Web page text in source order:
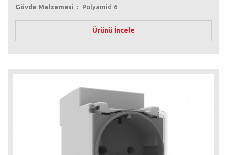
Gövde Malzemesi
Polyamid 6
Ürünü İncele